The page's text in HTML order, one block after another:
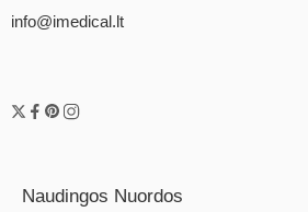
info@imedical.lt
Naudingos Nuordos